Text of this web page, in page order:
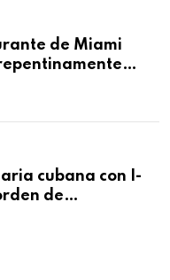
de Miami
cubana con I-
de